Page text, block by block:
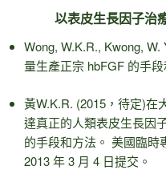
以表皮生長因子治
Wong, W.K.R., Kwong,
量生產正宗 hbFGF 的手
黃W.K.R. (2015，待定)在
達真正的人類表皮生長因
的手段和方法。 美國臨時
2013 年 3 月 4 日提交。